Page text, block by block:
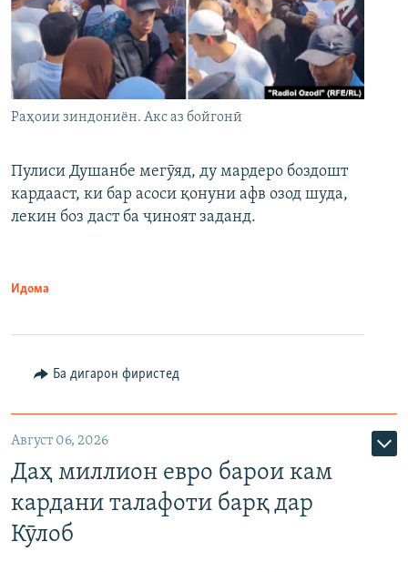
Раҳоии зиндониён. Акс аз бойгонӣ
Пулиси Душанбе мегӯяд, ду мардеро боздошт
кардааст, ки бар асоси қонуни афв озод шуда,
лекин боз даст ба ҷиноят заданд.
Идома
Ба дигарон фиристед
Август 06, 2026
Даҳ миллион евро барои кам
кардани талафоти барқ дар
Кӯлоб